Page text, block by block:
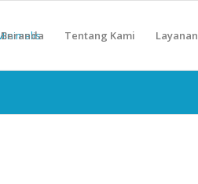
Beranda Tentang Kami Layanan